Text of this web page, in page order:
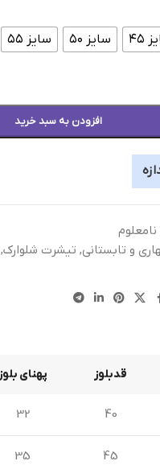
۴۵ سایز ۵۰ سایز ۵۵
افزودن به سبد خرید
نامعلوم
و تابستانی, تیشرت شلوارک,
قدبلوز پهنای بلوز
40
32
45
35